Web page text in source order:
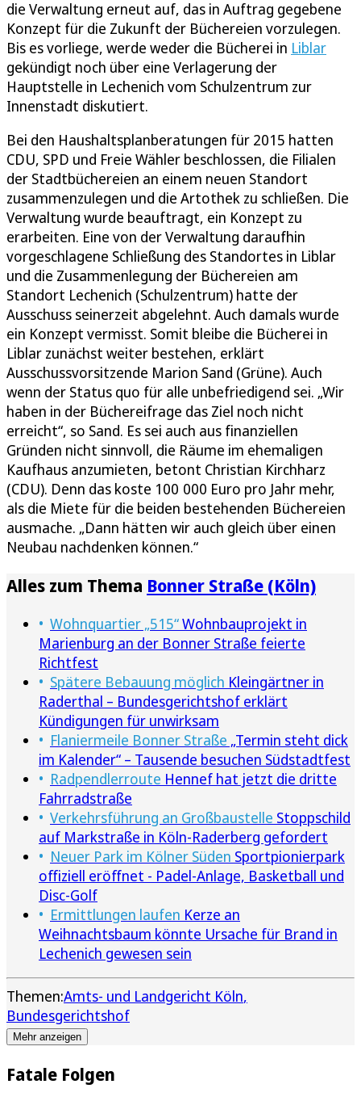
die Verwaltung erneut auf, das in Auftrag gegebene
Konzept für die Zukunft der Büchereien vorzulegen.
Bis es vorliege, werde weder die Bücherei in Liblar
gekündigt noch über eine Verlagerung der
Hauptstelle in Lechenich vom Schulzentrum zur
Innenstadt diskutiert.
Bei den Haushaltsplanberatungen für 2015 hatten
CDU, SPD und Freie Wähler beschlossen, die Filialen
der Stadtbüchereien an einem neuen Standort
zusammenzulegen und die Artothek zu schließen. Die
Verwaltung wurde beauftragt, ein Konzept zu
erarbeiten. Eine von der Verwaltung daraufhin
vorgeschlagene Schließung des Standortes in Liblar
und die Zusammenlegung der Büchereien am
Standort Lechenich (Schulzentrum) hatte der
Ausschuss seinerzeit abgelehnt. Auch damals wurde
ein Konzept vermisst. Somit bleibe die Bücherei in
Liblar zunächst weiter bestehen, erklärt
Ausschussvorsitzende Marion Sand (Grüne). Auch
wenn der Status quo für alle unbefriedigend sei. „Wir
haben in der Büchereifrage das Ziel noch nicht
erreicht“, so Sand. Es sei auch aus finanziellen
Gründen nicht sinnvoll, die Räume im ehemaligen
Kaufhaus anzumieten, betont Christian Kirchharz
(CDU). Denn das koste 100 000 Euro pro Jahr mehr,
als die Miete für die beiden bestehenden Büchereien
ausmache. „Dann hätten wir auch gleich über einen
Neubau nachdenken können.“
Alles zum Thema Bonner Straße (Köln)
Wohnquartier „515“Wohnbauprojekt in
Marienburg an der Bonner Straße feierte
Richtfest
Spätere Bebauung möglich Kleingärtner in
Raderthal – Bundesgerichtshof erklärt
Kündigungen für unwirksam
Flaniermeile Bonner Straße „Termin steht dick
im Kalender“ – Tausende besuchen Südstadtfest
Radpendlerroute Hennef hat jetzt die dritte
Fahrradstraße
Verkehrsführung an Großbaustelle Stoppschild
auf Markstraße in Köln-Raderberg gefordert
Neuer Park im Kölner Süden Sportpionierpark
offiziell eröffnet - Padel-Anlage, Basketball und
Disc-Golf
Ermittlungen laufen Kerze an
Weihnachtsbaum könnte Ursache für Brand in
Lechenich gewesen sein
Themen:Amts- und Landgericht Köln
Bundesgerichtshof
Mehr anzeigen
Fatale Folgen